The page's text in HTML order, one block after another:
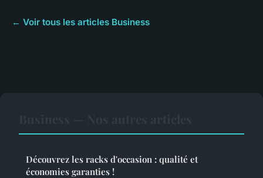
← Voir tous les articles Business
Découvrez les racks d'occasion : qualité et
économies garanties !